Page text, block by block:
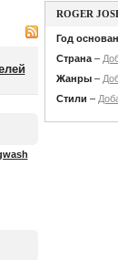
ROGER
Год
Страна–
Жанры–
Стили –